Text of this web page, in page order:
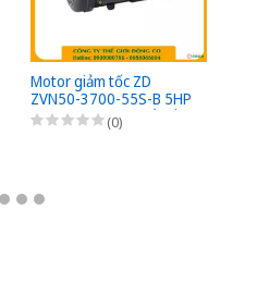
Motor giảm tốc ZD
ZVN50-3700-55S-B 5HP
(3,7kW) - 1/55 - kiểu lắp
Mặt bích 3 Pha
lưu nhanh từ AC sang
(0)